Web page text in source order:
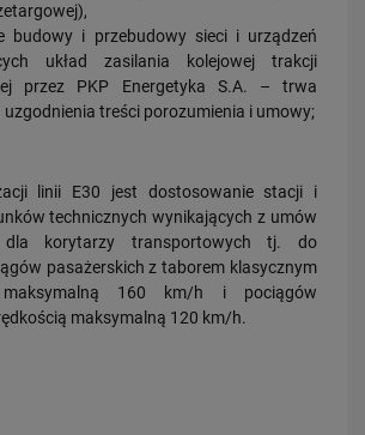
budowy i przebudowy sieci i urządzeń
układ zasilania kolejowej trakcji
przez PKP Energetyka S.A. – trwa
uzgodnienia treści porozumienia i umowy;
linii E30 jest dostosowanie stacji i
technicznych wynikających z umów
korytarzy transportowych tj. do
pasażerskich z taborem klasycznym
160 km/h i pociągów
maksymalną 120 km/h.